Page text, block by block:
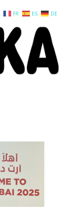
FR ES DE